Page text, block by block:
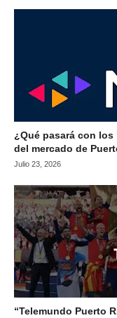
¿Qué pasará con
del mercado de
Julio 23, 2026
“Telemundo Puerto